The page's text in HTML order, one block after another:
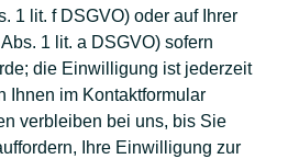
1 lit. f DSGVO) oder auf Ihrer
1 lit. a DSGVO) sofern
die Einwilligung ist jederzeit
Ihnen im Kontaktformular
verbleiben bei uns, bis Sie
Ihre Einwilligung zur